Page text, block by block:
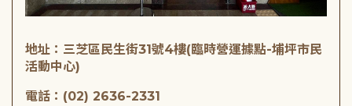
地址：三芝區民生街31號4樓(臨時營運據點-埔坪市民
活動中心)
電話：(02) 2636-2331